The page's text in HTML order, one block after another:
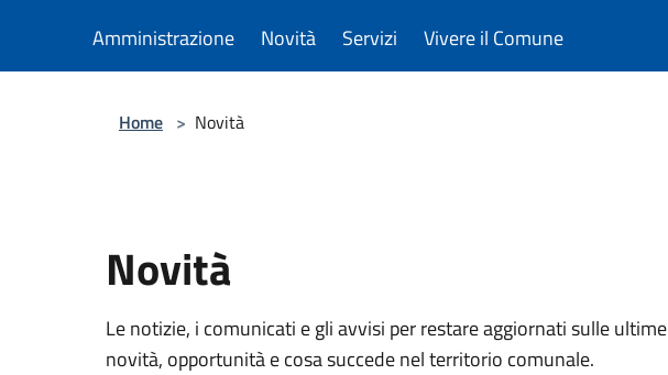
Amministrazione Novità Servizi Vivere il Comune
Home > Novità
Novità
Le notizie, i comunicati e gli avvisi per restare aggiornati sulle ultime
novità, opportunità e cosa succede nel territorio comunale.